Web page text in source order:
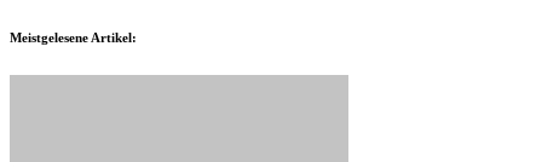
Meistgelesene Artikel: